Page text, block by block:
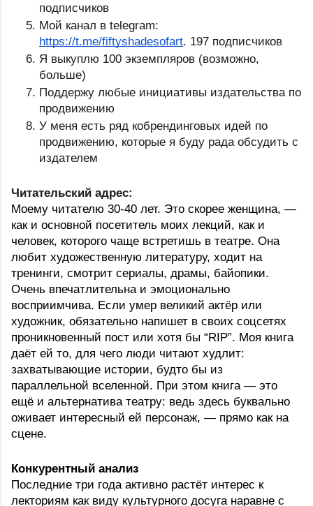
подписчиков
https://t.me/fiftyshadesofart. 197 подписчиков
Я выкуплю 100 экземпляров (возможно,
больше)
Поддержу любые инициативы издательства по
продвижению
У меня есть ряд кобрендинговых идей по
продвижению, которые я буду рада обсудить с
издателем
Читательский адрес:
Моему читателю 30-40 лет. Это скорее женщина, —
как и основной посетитель моих лекций, как и
человек, которого чаще встретишь в театре. Она
любит художественную литературу, ходит на
тренинги, смотрит сериалы, драмы, байопики.
Очень впечатлительна и эмоционально
восприимчива. Если умер великий актёр или
художник, обязательно напишет в своих соцсетях
проникновенный пост или хотя бы “RIP”. Моя книга
даёт ей то, для чего люди читают худлит:
захватывающие истории, будто бы из
параллельной вселенной. При этом книга — это
ещё и альтернатива театру: ведь здесь буквально
оживает интересный ей персонаж, — прямо как на
сцене.
Конкурентный анализ
Последние три года активно растёт интерес к
лекториям как виду культурного досуга наравне с